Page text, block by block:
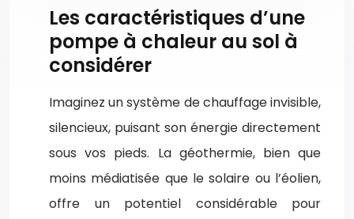
Les caractéristiques d’une
pompe à chaleur au sol à
considérer
Imaginez un système de chauffage invisible,
silencieux, puisant son énergie directement
sous vos pieds. La géothermie, bien que
moins médiatisée que le solaire ou l’éolien,
offre un potentiel considérable pour